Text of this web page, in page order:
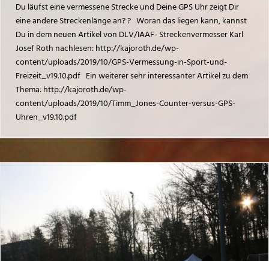
Du läufst eine vermessene Strecke und Deine GPS Uhr zeigt Dir
eine andere Streckenlänge an? ? Woran das liegen kann, kannst
Du in dem neuen Artikel von DLV/IAAF- Streckenvermesser Karl
Josef Roth nachlesen: http://kajoroth.de/wp-
content/uploads/2019/10/GPS-Vermessung-in-Sport-und-
Freizeit_v19.10.pdf Ein weiterer sehr interessanter Artikel zu dem
Thema: http://kajoroth.de/wp-
content/uploads/2019/10/Timm_Jones-Counter-versus-GPS-
Uhren_v19.10.pdf